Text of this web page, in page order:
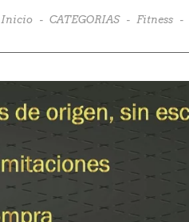
Inicio - CATEGORIAS - Fitness -